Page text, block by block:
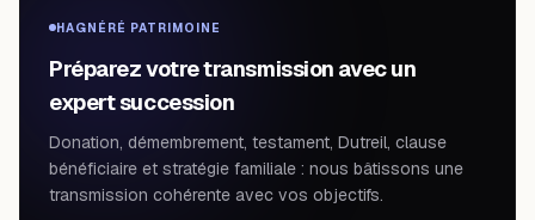
HAGNÉRÉ PATRIMOINE
Préparez votre transmission avec un
expert succession
Donation, démembrement, testament, Dutreil, clause
bénéficiaire et stratégie familiale : nous bâtissons une
transmission cohérente avec vos objectifs.